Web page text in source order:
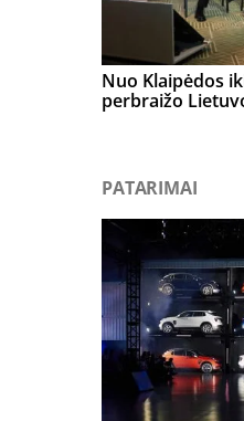
Nuo Klaipėdos
perbraižo
PATARIMAI